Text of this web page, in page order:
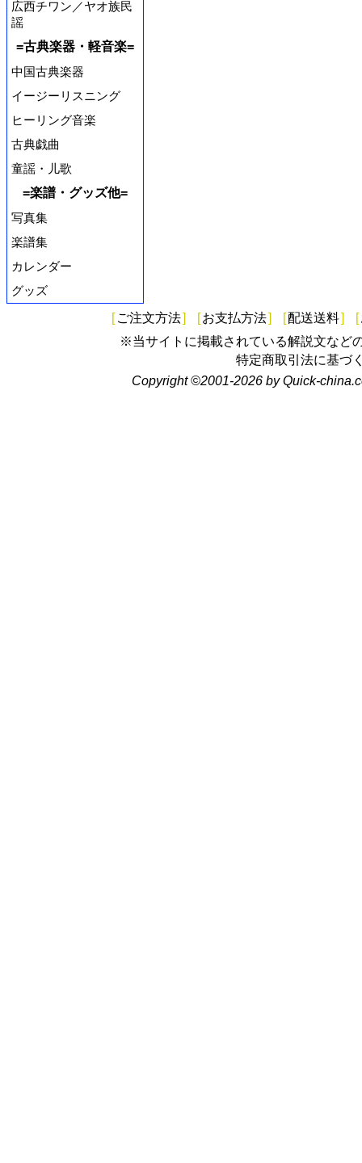
広西チワン／ヤオ族民
謡
=古典楽器・軽音楽=
中国古典楽器
イージーリスニング
ヒーリング音楽
古典戯曲
童謡・儿歌
=楽譜・グッズ他=
写真集
楽譜集
カレンダー
グッズ
[ ご注文方法] [お支払方法] [配送送料] [
※当サイトに掲載されている解説文など
特定商取引法に基づ
Copyright ©2001-2026 by Quick-